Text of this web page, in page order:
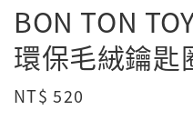
BON TON
環保毛絨鑰
Regular
NT$ 520